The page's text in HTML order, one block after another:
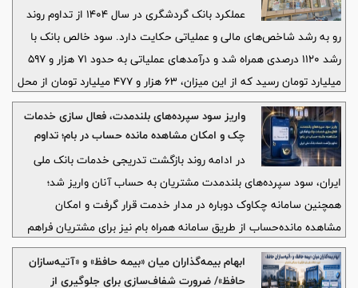
عملکرد بانک گردشگری در سال ۱۴۰۴ از تداوم روند
رو به رشد شاخص‌های مالی و عملیاتی حکایت دارد. سود خالص بانک با
رشد ۱۱۲۰ درصدی همراه شد و درآمدهای عملیاتی به حدود ۷۱ هزار و ۵۹۷
میلیارد تومان رسید که از این میزان، ۶۳ هزار و ۴۷۷ میلیارد تومان از محل
تسهیلات و ۶ هزار و ۵۹۶ میلیارد تومان از محل درآمدهای کارمزدی محقق
شده است. همچنین درآمدهای تسهیلاتی ۱۱۳ درصد افزایش یافت و
رشد کردند که به ترتیب رتبه نخست و دوم بانک‌های خصوصی را برای این
بانک به همراه داشت.
واریز سود سپرده‌های بلندمدت، فعال سازی خدمات
چک و امکان مشاهده مانده حساب در بام؛ تداوم
بازگشت خدمات بانک ملی ایران
در ادامه روند بازگشت تدریجی خدمات بانک ملی
ایران، سود سپرده‌های بلندمدت مشتریان به حساب آنان واریز شد؛
همچنین سامانه چکاوک دوباره در مدار خدمت قرار گرفت و امکان
مشاهده مانده‌حساب از طریق سامانه همراه بام نیز برای مشتریان فراهم
شد.
ابهام بیمه‌گذاران میان «بیمه حافظ» و «آتیه‌سازان
حافظ»/ ضرورت شفاف‌سازی برای جلوگیری از